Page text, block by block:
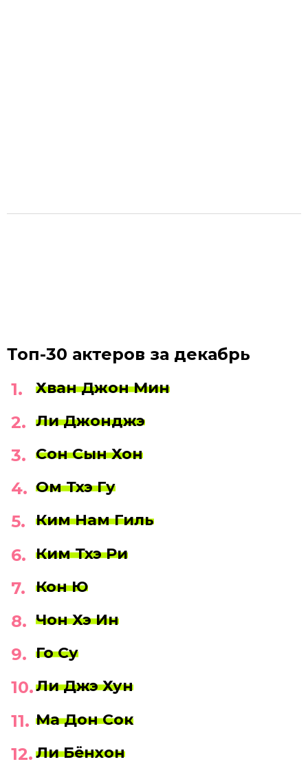
Топ-30 актеров за декабрь
Хван Джон Мин
Ли Джонджэ
Сон СынХон
Ом Тхэ Гу
Ким Нам Гиль
Ким Тхэ Ри
Кон Ю
Чон Хэ Ин
Го Су
Ли Джэ Хун
Ма Дон Сок
Ли Бёнхон